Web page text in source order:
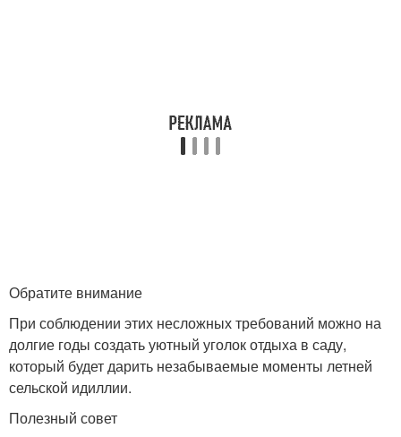
Обратите внимание
При соблюдении этих несложных требований можно на
долгие годы создать уютный уголок отдыха в саду,
который будет дарить незабываемые моменты летней
сельской идиллии.
Полезный совет